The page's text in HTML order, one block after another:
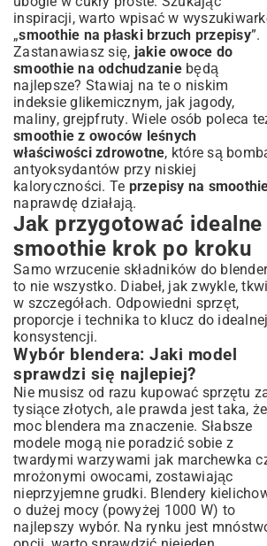
inspiracji, warto wpisać w
„smoothie na płaski brzuch przepisy”.
Zastanawiasz się, jakie owoce do
smoothie na odchudzaniebędą
najlepsze? Stawiaj na te o niskim
indeksie glikemicznym, jak jagody,
maliny, grejpfruty. Wiele osób poleca
smoothie z owoców leśnych
właściwości zdrowotne, które są
antyoksydantów przy niskiej
kaloryczności. Te przepisy na
naprawdę działają.
Jak przygotować idealne
smoothie krok po kroku
Samo wrzucenie składników do
to nie wszystko. Diabeł, jak zwykle, tkwi
w szczegółach. Odpowiedni sprzęt,
proporcje i technika to klucz do idealnej
konsystencji.
Wybór blendera: Jaki model
sprawdzi się najlepiej?
Nie musisz od razu kupować sprzętu
tysiące złotych, ale prawda jest taka, że
moc blendera ma znaczenie. Słabsze
modele mogą nie poradzić sobie z
twardymi warzywami jak marchewka
mrożonymi owocami, zostawiając
nieprzyjemne grudki. Blendery
o dużej mocy (powyżej 1000 W) to
najlepszy wybór. Na rynku jest